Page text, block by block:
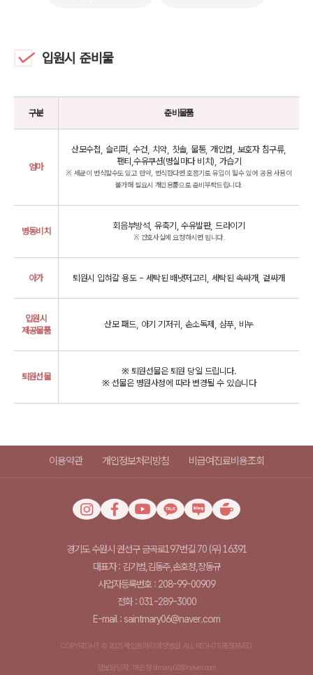
입원시 준비물
구분 준비물품
엄마
산모수첩, 슬리퍼, 수건, 치약, 칫솔, 물통, 개인컵, 보호자 침구류,
팬티,수유쿠션(병실마다 비치), 가습기
※ 세균이 번식할수도 있고 만약, 번식한다면 호흡기로 유입이 될수 있어 공용 사용이
불가해 필요시 개인용품으로 준비부탁드립니다.
병동비치
회음부방석, 유축기, 수유발판, 드라이기
※ 간호사실에 요청하시면 됩니다.
아가 퇴원시 입혀갈 용도 - 세탁된 배냇저고리, 세탁된 속싸개, 겉싸개
입원시
제공물품
산모 패드, 아기 기저귀, 손소독제, 샴푸, 비누
퇴원선물
※ 퇴원선물은 퇴원 당일 드립니다.
※ 선물은 병원사정에 따라 변경될 수 있습니다
이용약관 개인정보처리방침 비급여진료비용조회
경기도 수원시 권선구 금곡로197번길 70 (우) 16391
대표자 : 김기범,김동주,손호정,장동규
사업자등록번호 : 208-99-00909
전화 : 031-289-3000
E-mail : saintmary06@naver.com
COPYRIGHT © 2025 세인트마리여성병원. ALL RIGHTS RESERVED.
정보담당자 : 배은정 stmary02@naver.com